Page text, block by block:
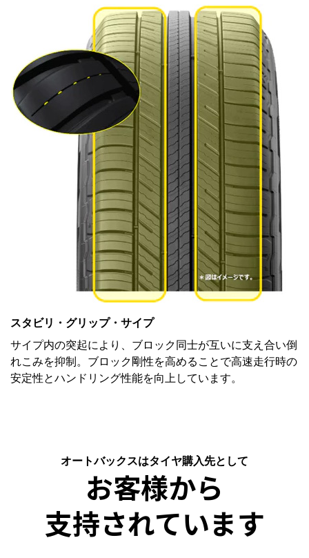
スタビリ・グリップ・サイプ
サイプ内の突起により、ブロック同士が互いに支え合い倒
れこみを抑制。ブロック剛性を高めることで高速走行時の
安定性とハンドリング性能を向上しています。
オートバックスはタイヤ購入先として
お客様から
支持されています